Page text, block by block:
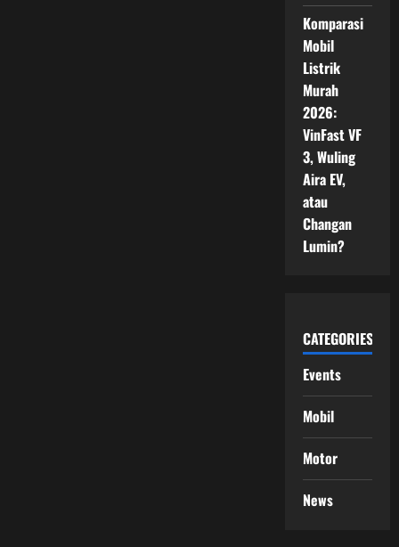
Komparasi
Mobil
Listrik
Murah
2026:
VinFast VF
3, Wuling
Aira EV,
atau
Changan
Lumin?
CATEGORIES
Events
Mobil
Motor
News